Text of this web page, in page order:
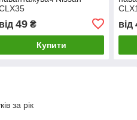
від 49₴
Купити
від
за рік